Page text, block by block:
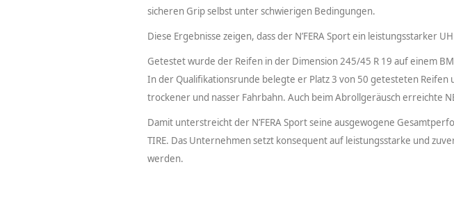
sicheren Grip selbst unter schwierigen Bedingungen.
Diese Ergebnisse zeigen, dass der N’FERA Sport ein leistungsstarker
Getestet wurde der Reifen in der Dimension 245/45 R 19 auf einem
In der Qualifikationsrunde belegte er Platz 3 von 50 getesteten
trockener und nasser Fahrbahn. Auch beim Abrollgeräusch erreichte
Damit unterstreicht der N’FERA Sport seine ausgewogene
TIRE. Das Unternehmen setzt konsequent auf leistungsstarke und
werden.